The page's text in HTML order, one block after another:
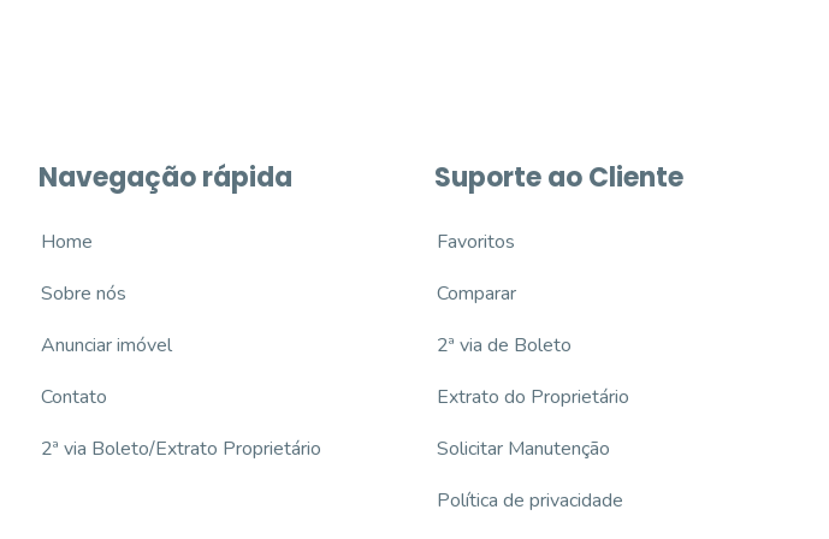
Navegação rápida
Home
Sobre nós
Anunciar imóvel
Contato
2ª via Boleto/Extrato Proprietário
Suporte ao Cliente
Favoritos
Comparar
2ª via de Boleto
Extrato do Proprietário
Solicitar Manutenção
Política de privacidade